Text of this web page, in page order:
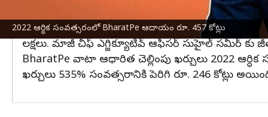
2022 ఆర్ధిక సంవత్సరంలో BharatPe ఆదాయం రూ. 457 కోట్లు
టాప్ మేనేజ్మెంట్ జీతాలను ప్రకటించిన BharatPe
ఈ సంస్థ చైర్ పర్సన్ అయిన రజనీష్ కుమార్ జీతం రూ. 21.4
లక్షలు. మాజీ చీఫ్ ఎగ్జిక్యూటివ్ ఆఫీసర్ సుహైల్ సమీర్ కు
BharatPe వాటా ఆధారిత చెల్లింపు ఖర్చులు 2022 ఆర్ధిక
ఖర్చులు 535% సంవత్సరానికి పెరిగి రూ. 246 కోట్లు